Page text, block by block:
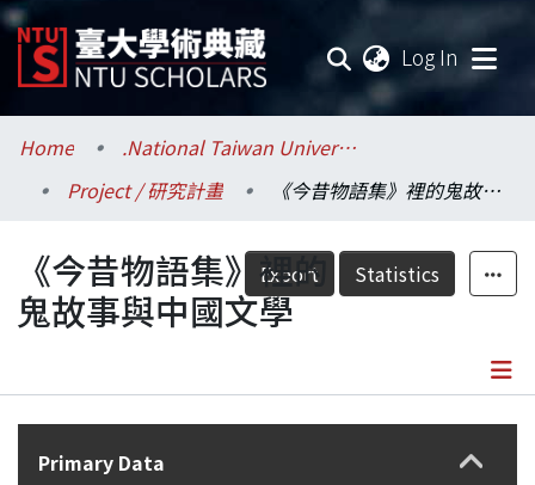
Log In
Communities & Collections
Research Outputs
Fundings & Projects
Researchers
Statistics
Home
.National Taiwan University / 國立臺灣大學
Project / 研究計畫
《今昔物語集》裡的鬼故事與中國文學
Export Statistics
《今昔物語集》裡的
鬼故事與中國文學
Details
Primary Data